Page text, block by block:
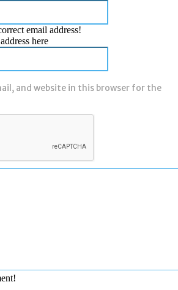
email address!
here
and website in this browser for the